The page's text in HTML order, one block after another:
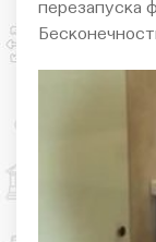
перезапуска